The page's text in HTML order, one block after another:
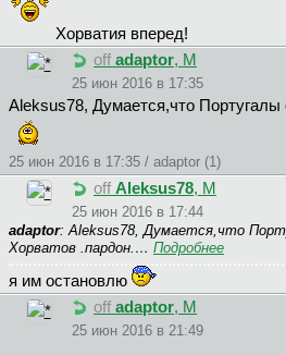
Хорватия вперед!
off adaptor, М
25 июн 2016 в 17:35
Aleksus78, Думается,что Португалы
25 июн 2016 в 17:35 / adaptor (1)
off Aleksus78, М
25 июн 2016 в 17:44
adaptor: Aleksus78, Думается,что
Хорватов .пардон.… Подробнее
я им остановлю
off adaptor, М
25 июн 2016 в 21:49